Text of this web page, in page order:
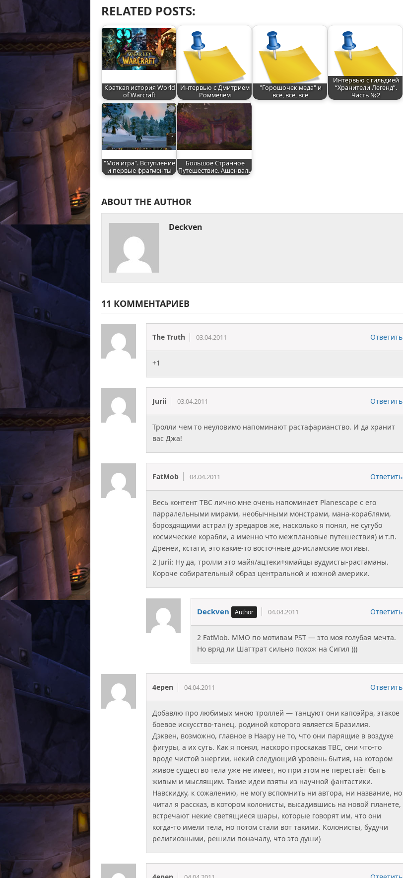
RELATED POSTS:
Краткая история World
of Warcraft
Интервью с Дмитрием
Роммелем
"Горошочек меда" и
все, все, все
Интервью с гильдией
“Хранители Легенд”.
Часть №2
"Моя игра". Вступление
и первые фрагменты
Большое Странное
Путешествие. Ашенваль
ABOUT THE AUTHOR
Deckven
11 КОММЕНТАРИЕВ
The Truth 03.04.2011 Ответить
+1
Jurii 03.04.2011 Ответить
Тролли чем то неуловимо напоминают растафарианство. И да хранит
вас Джа!
FatMob 04.04.2011 Ответить
Весь контент TBC лично мне очень напоминает Planescape с его
парралельными мирами, необычными монстрами, мана-кораблями,
бороздящими астрал (у эредаров же, насколько я понял, не сугубо
космические корабли, а именно что межплановые путешествия) и т.п.
Дренеи, кстати, это какие-то восточные до-исламские мотивы.
2 Jurii: Ну да, тролли это майя/ацтеки+ямайцы вудуисты-растаманы.
Короче собирательный образ центральной и южной америки.
Deckven 04.04.2011 Ответить
2 FatMob. MMO по мотивам PST — это моя голубая мечта.
Но вряд ли Шаттрат сильно похож на Сигил )))
4epen 04.04.2011 Ответить
Добавлю про любимых мною троллей — танцуют они капоэйра, этакое
боевое искусство-танец, родиной которого является Бразилия.
Дэквен, возможно, главное в Наару не то, что они парящие в воздухе
фигуры, а их суть. Как я понял, наскоро проскакав ТВС, они что-то
вроде чистой энергии, некий следующий уровень бытия, на котором
живое существо тела уже не имеет, но при этом не перестаёт быть
живым и мыслящим. Такие идеи взяты из научной фантастики.
Навскидку, к сожалению, не могу вспомнить ни автора, ни название, но
читал я рассказ, в котором колонисты, высадившись на новой планете,
встречают некие светящиеся шары, которые говорят им, что они
когда-то имели тела, но потом стали вот такими. Колонисты, будучи
религиозными, решили поначалу, что это души)